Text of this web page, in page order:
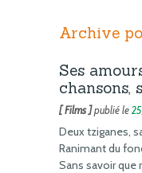
Archive
Ses
chansons,
[ Films ]publié le
Deux tziganes,
Ranimant du
Sans savoir